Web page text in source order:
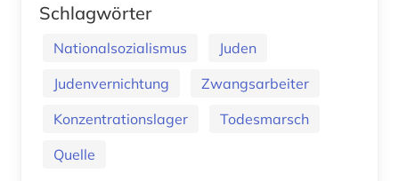
Schlagwörter
Nationalsozialismus
Juden
Judenvernichtung
Zwangsarbeiter
Konzentrationslager
Todesmarsch
Quelle